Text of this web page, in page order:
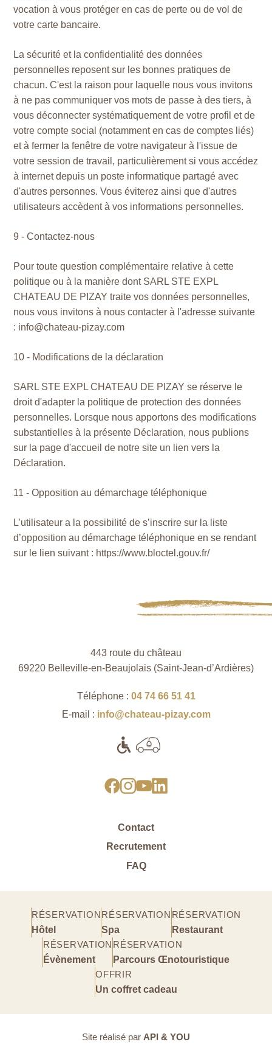
vocation à vous protéger en cas de perte ou de vol de
votre carte bancaire.
La sécurité et la confidentialité des données
personnelles reposent sur les bonnes pratiques de
chacun. C'est la raison pour laquelle nous vous invitons
à ne pas communiquer vos mots de passe à des tiers, à
vous déconnecter systématiquement de votre profil et de
votre compte social (notamment en cas de comptes liés)
et à fermer la fenêtre de votre navigateur à l'issue de
votre session de travail, particulièrement si vous accédez
à internet depuis un poste informatique partagé avec
d'autres personnes. Vous éviterez ainsi que d'autres
utilisateurs accèdent à vos informations personnelles.
9 - Contactez-nous
Pour toute question complémentaire relative à cette
politique ou à la manière dont SARL STE EXPL
CHATEAU DE PIZAY traite vos données personnelles,
nous vous invitons à nous contacter à l'adresse suivante
: info@chateau-pizay.com
10 - Modifications de la déclaration
SARL STE EXPL CHATEAU DE PIZAY se réserve le
droit d'adapter la politique de protection des données
personnelles. Lorsque nous apportons des modifications
substantielles à la présente Déclaration, nous publions
sur la page d'accueil de notre site un lien vers la
Déclaration.
11 - Opposition au démarchage téléphonique
L’utilisateur a la possibilité de s’inscrire sur la liste
d’opposition au démarchage téléphonique en se rendant
sur le lien suivant : https://www.bloctel.gouv.fr/
443 route du château
69220 Belleville-en-Beaujolais (Saint‑Jean‑d’Ardières)
Téléphone : 04 74 66 51 41
E-mail : info@chateau-pizay.com
Contact
Recrutement
FAQ
RÉSERVATION
Hôtel
RÉSERVATION
Spa
RÉSERVATION
Restaurant
RÉSERVATION
Évènement
RÉSERVATION
Parcours Œnotouristique
OFFRIR
Un coffret cadeau
Site réalisé par API & YOU